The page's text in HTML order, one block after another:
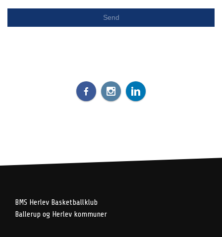
BMS Herlev Basketballklub
Ballerup og Herlev kommuner